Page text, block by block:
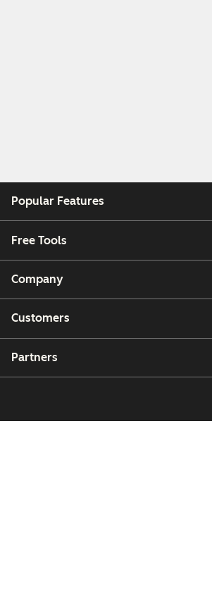
Popular Features
Free Tools
Company
Customers
Partners